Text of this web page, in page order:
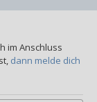
im Anschluss
dann melde dich